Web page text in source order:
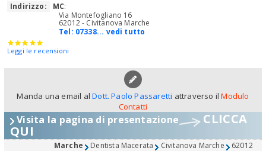
Indirizzo:
MC:
Via Montefogliano 16
62012 - Civitanova Marche
Tel: 07338... vedi tutto
Leggi le recensioni
Manda una email alDott. Paolo Passaretti attraverso ilModulo
Contatti
Visita la pagina di presentazione CLICCA
QUI
Marche Dentista Macerata Civitanova Marche 62012